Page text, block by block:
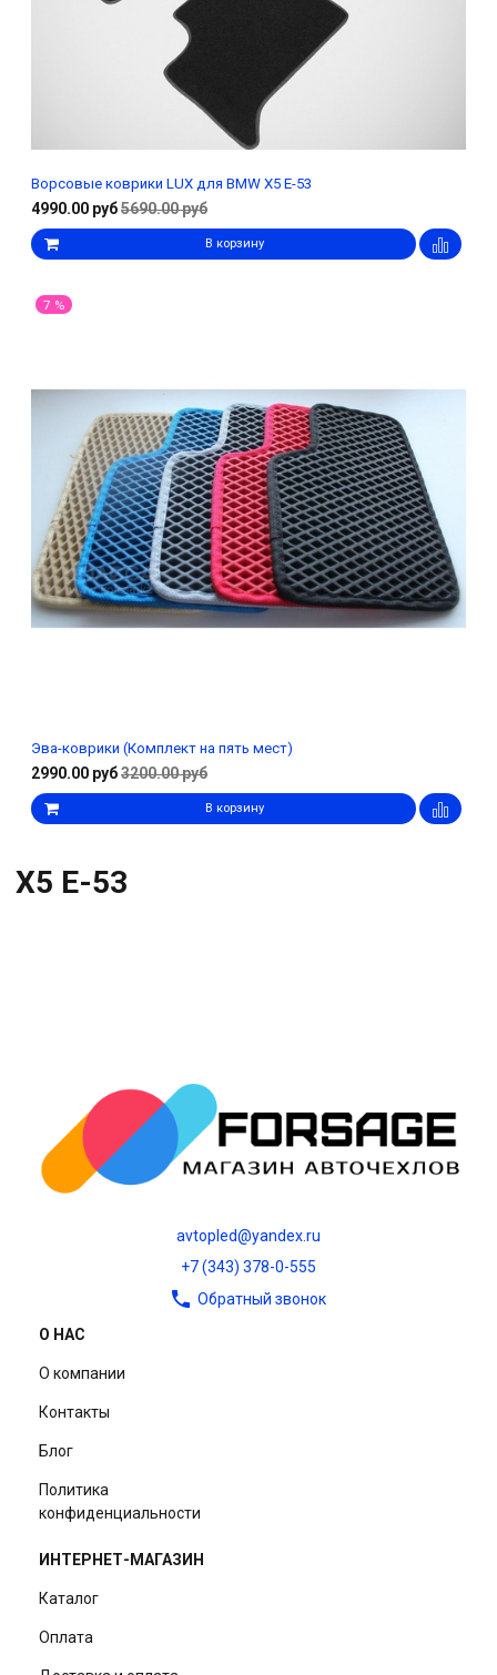
Ворсовые коврики LUX для BMW X5 E-53
4990.00 руб5690.00 руб
В корзину
7 %
Эва-коврики (Комплект на пять мест)
2990.00 руб3200.00 руб
В корзину
X5 E-53
avtopled@yandex.ru
+7 (343) 378-0-555
Обратный звонок
О НАС
О компании
Контакты
Блог
Политика
конфиденциальности
ИНТЕРНЕТ-МАГАЗИН
Каталог
Оплата